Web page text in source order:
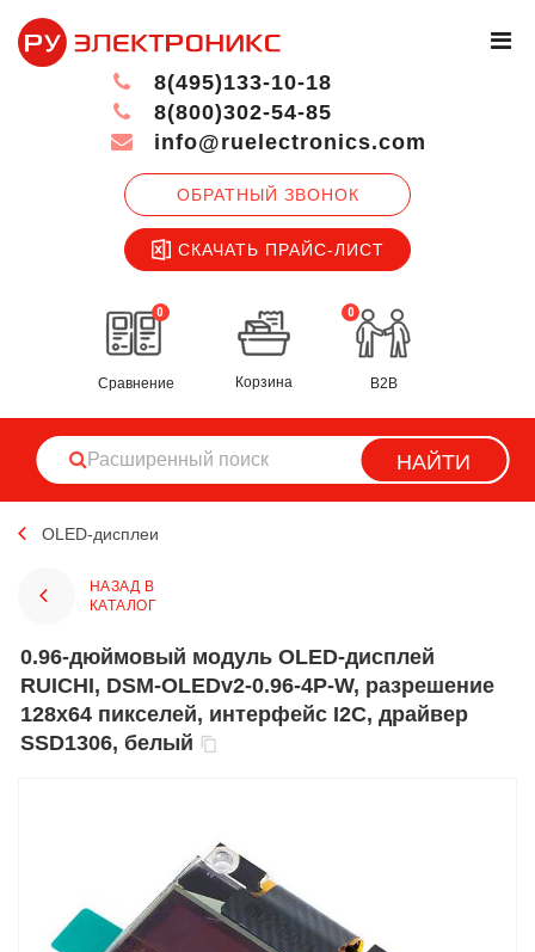
ОБРАТНЫЙ ЗВОНОК
СКАЧАТЬ ПРАЙС-ЛИСТ
8(495)133-10-18
8(800)302-54-85
info@ruelectronics.com
0
Сравнение
0
Корзина B2B
НАЙТИ
OLED-дисплеи
НАЗАД В
КАТАЛОГ
0.96-дюймовый модуль OLED-дисплей
RUICHI, DSM-OLEDv2-0.96-4P-W, разрешение
128x64 пикселей, интерфейс I2C, драйвер
SSD1306, белый